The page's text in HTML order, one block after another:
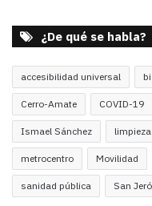
¿De qué se habla?
accesibilidad universal
Cerro-Amate COVID-19
Ismael Sánchez limpieza
metrocentro Movilidad
sanidad pública San